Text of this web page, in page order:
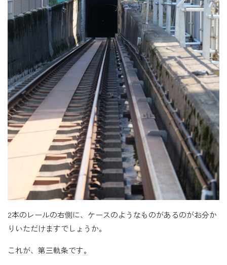
2本のレールの右側に、ケースのようなものがあるのがお分か
りいただけますでしょうか。
これが、第三軌条です。